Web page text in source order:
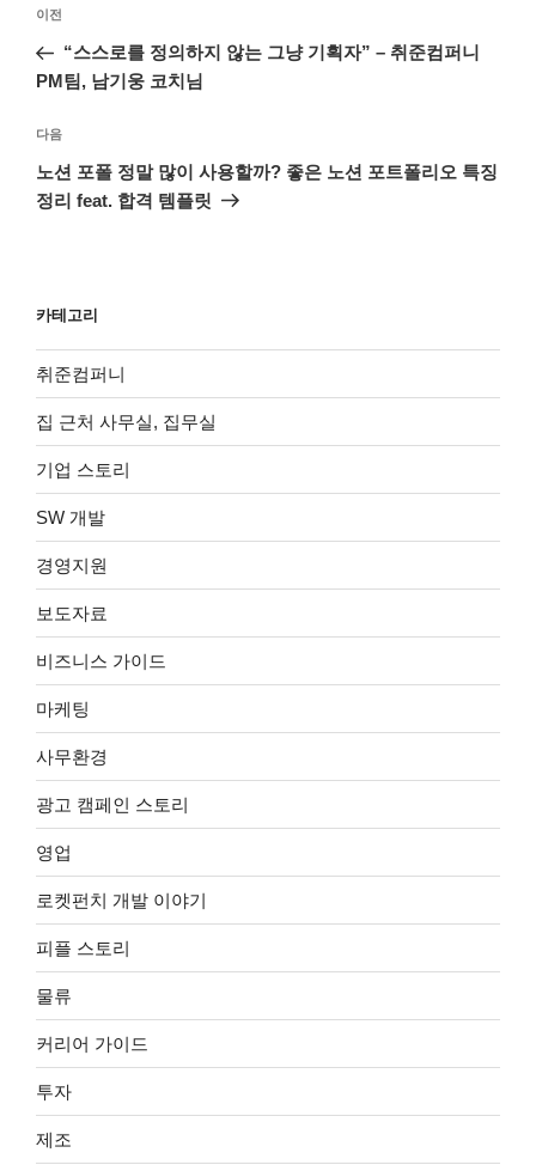
색
이
전
글
이전
“스스로를 정의하지 않는 그냥 기획자” – 취준컴퍼니
PM팀, 남기웅 코치님
다
음
글
다음
노션 포폴 정말 많이 사용할까? 좋은 노션 포트폴리오 특징
정리 feat. 합격 템플릿
카테고리
취준컴퍼니
집 근처 사무실, 집무실
기업 스토리
SW 개발
경영지원
보도자료
비즈니스 가이드
마케팅
사무환경
광고 캠페인 스토리
영업
로켓펀치 개발 이야기
피플 스토리
물류
커리어 가이드
투자
제조